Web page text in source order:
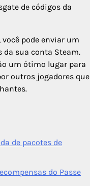
de códigos da
pode enviar um
sua conta Steam.
um ótimo lugar para
outros jogadores que
de pacotes de
do Passe